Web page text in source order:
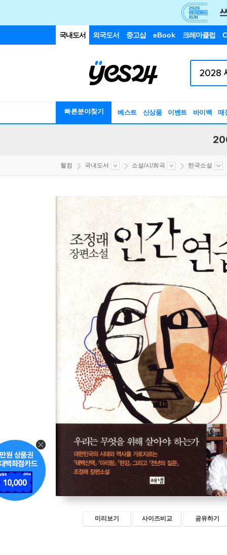
국내도서 외국도서 중고샵 eBook 크레마클럽
빠른분야찾기 베스트 신상품 이벤트 바이백 매
웰컴 국내도서 소설/시/희곡 한국소설
미리보기 사이즈비교 공유하기